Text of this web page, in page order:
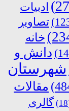
ادبیات
تصاویر
خانه
دانش و
شهرستان
مقالات
گالری